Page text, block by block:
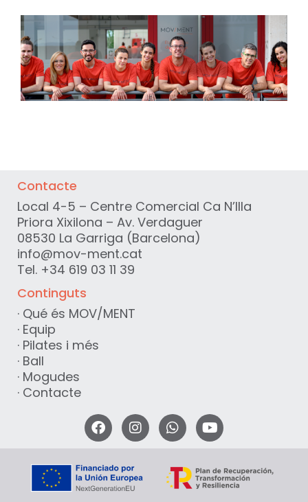
Contacte
Local 4-5 – Centre Comercial Ca N’Illa
Priora Xixilona – Av. Verdaguer
08530 La Garriga (Barcelona)
info@mov-ment.cat
Tel. +34 619 03 11 39
Continguts
· Qué és MOV/MENT
· Equip
· Pilates i més
· Ball
· Mogudes
· Contacte